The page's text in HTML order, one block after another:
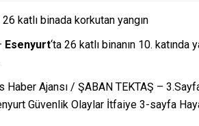
26 katlı binada korkutan yangın
Esenyurt‘ta 26 katlı binanın 10. katında
Haber Ajansı / ŞABAN TEKTAŞ –
Güvenlik Olaylar İtfaiye 3-sayfa